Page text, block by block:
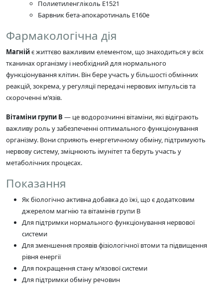
Полиетиленгліколь Е1521
Барвник бета-апокаротиналь Е160е
Фармакологічна дія
Магнійє життєво важливим елементом, що знаходиться у всіх
тканинах організму і необхідний для нормального
функціонування клітин. Він бере участь у більшості обмінних
реакцій, зокрема, у регуляції передачі нервових імпульсів та
скороченні м’язів.
Вітаміни групи В — це водорозчинні вітаміни, які відіграють
важливу роль у забезпеченні оптимального функціонування
організму. Вони сприяють енергетичному обміну, підтримують
нервову систему, зміцнюють імунітет та беруть участь у
метаболічних процесах.
Показання
Як біологічно активна добавка до їжі, що є додатковим
джерелом магнію та вітамінів групи В
Для підтримки нормального функціонування нервової
системи
Для зменшення проявів фізіологічної втоми та підвищення
рівня енергії
Для покращення стану м’язової системи
Для підтримки обміну речовин